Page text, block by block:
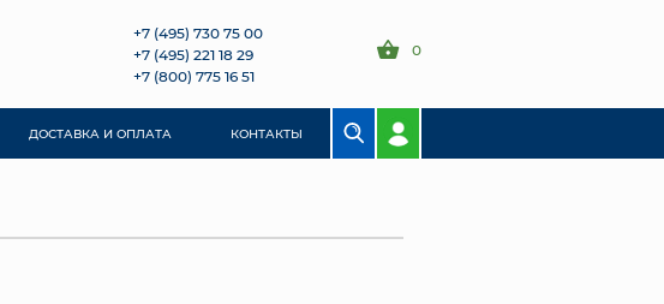
+7 (495) 730 75 00
+7 (495) 221 18 29
+7 (800) 775 16 51
0
ДОСТАВКА И ОПЛАТА КОНТАКТЫ